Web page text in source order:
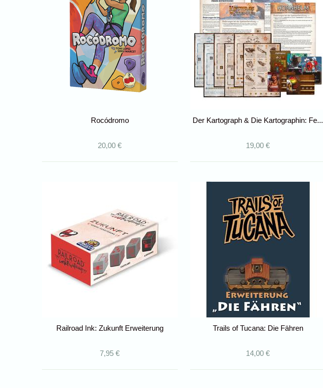
Rocódromo
20,00 €
Der Kartograph & Die Kartographin: Fe...
19,00 €
Railroad Ink: Zukunft Erweiterung
7,95 €
Trails of Tucana: Die Fähren
14,00 €